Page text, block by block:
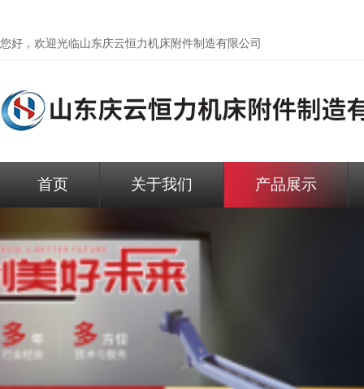
您好，欢迎光临山东庆云恒力机床附件制造有限公司
首页 关于我们 产品展示